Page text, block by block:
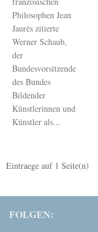
Philosophen Jean
Jaurès zitierte
Werner Schaub,
der
Bundesvorsitzende
des Bundes
Bildender
Künstlerinnen und
Künstler als...
Eintraege auf 1 Seite(n)
FOLGEN: